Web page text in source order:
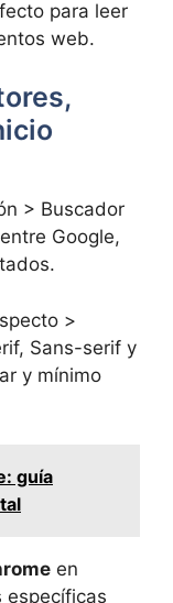
para leer
web.
> Buscador
Google,
>
Sans-serif y
y mínimo
guía
en
específicas